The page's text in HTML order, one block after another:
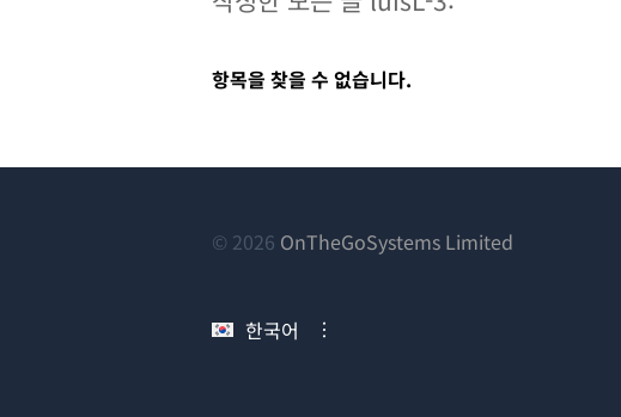
항목을 찾을 수 없습니다.
© 2026 OnTheGoSystems Limited
한국어